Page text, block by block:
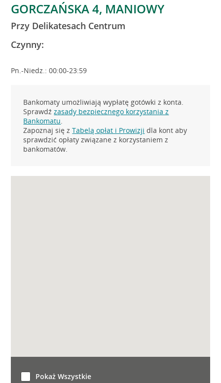
GORCZAŃSKA 4, MANIOWY
Przy Delikatesach Centrum
Czynny:
Pn.-Niedz.: 00:00-23:59
Bankomaty umożliwiają wypłatę gotówki z konta.
Sprawdźzasady bezpiecznego korzystania z
Bankomatu.
Zapoznaj się zTabelą opłat i Prowizji dla kont aby
sprawdzić opłaty związane z korzystaniem z
bankomatów.
Pokaż Wszystkie